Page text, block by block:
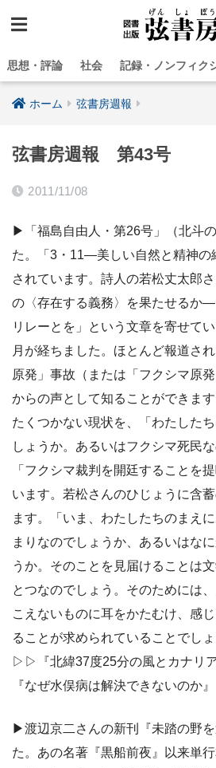
思想・評論 社会 記録・ノンフィク
ホーム 弦書房週報
弦書房週報 第43号
2011/11/08
▶「福島自由人・第26号」（北斗
た。「3・11―美しい自然と精神の
されています。詩人の若松丈太郎
の〈存在する義務〉を果たせるか
リレーとを」という文章を寄せて
月が経ちました。ほとんど報道さ
原発」事故（または「フクシマ原
からの声として知ることができま
たくつかない現状を、「わたした
しょうか。あるいはフクシマ死民
「フクシマ裁判を開廷することを
います。若松さんのひじょうに含
ます。「いま、わたしたちのまえ
まりなのでしょうか、あるいはな
うか。そのことを見届けることは
とつなのでしょう。そのためには
こえないものに耳をかたむけ、感
ることが求められていることでしょ
▷▷『北緯37度25分の風とカナリア
『なぜ水俣病は解決できないのか』
▶渡辺京二さんの新刊『未踏の野
た。あの名著『黒船前夜』以来単